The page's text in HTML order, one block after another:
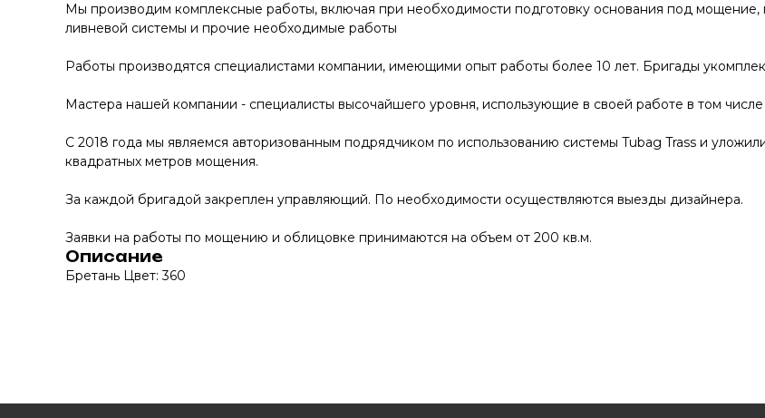
Мы производим комплексные работы, включая при необходимости подготовку основания под
ливневой системы и прочие необходимые работы
Работы производятся специалистами компании, имеющими опыт работы более 10 лет. Бригады
Мастера нашей компании - специалисты высочайшего уровня, использующие в своей работе в том
С 2018 года мы являемся авторизованным подрядчиком по использованию системы Tubag Trass и
квадратных метров мощения.
За каждой бригадой закреплен управляющий. По необходимости осуществляются выезды дизайнера.
Заявки на работы по мощению и облицовке принимаются на объем от 200 кв.м.
Описание
Бретань Цвет: 360